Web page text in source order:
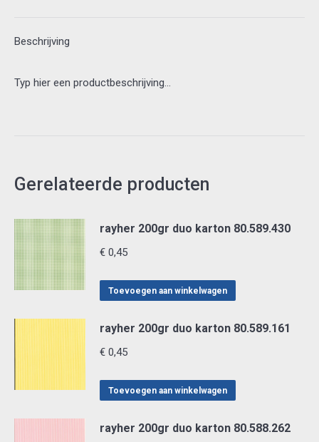
Beschrijving
Typ hier een productbeschrijving…
Gerelateerde producten
rayher 200gr duo karton 80.589.430
€ 0,45
Toevoegen aan winkelwagen
rayher 200gr duo karton 80.589.161
€ 0,45
Toevoegen aan winkelwagen
rayher 200gr duo karton 80.588.262